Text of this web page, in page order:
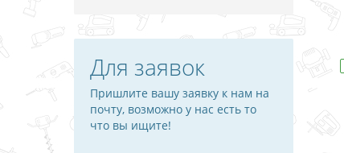
Для заявок
Пришлите вашу заявку к нам на
почту, возможно у нас есть то
что вы ищите!